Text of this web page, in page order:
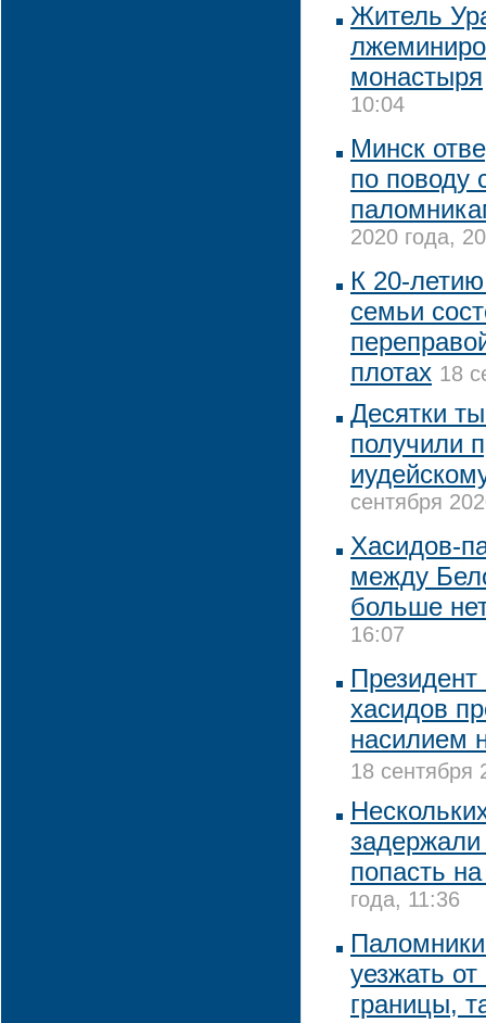
Житель
монастыря
10:04
Минск
по поводу
2020 года,
К 20-
семьи
плотах 18
Десятки
получили
сентября
Хасидов-
между
больше
16:07
хасидов
насилием
18 сентября
задержали
попасть
года, 11:36
уезжать
границы,